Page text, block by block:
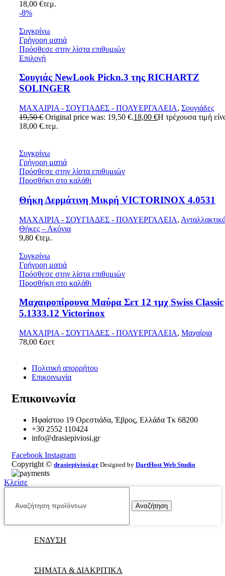
18,00 €τεμ.
-8%
Συγκρίνω
Γρήγορη ματιά
Πρόσθεσε στην λίστα επιθυμιών
Επιλογή
Σουγιάς NewLook Pickn.3 της RICHARTZ
SOLINGER
ΜΑΧΑΙΡΙΑ - ΣΟΥΓΙΑΔΕΣ - ΠΟΛΥΕΡΓΑΛΕΙΑ, Σουγιάδες
19,50€ Original price was: 19,50 €.18,00 €Η τρέχουσα τιμή
18,00 €.τεμ.
Συγκρίνω
Γρήγορη ματιά
Πρόσθεσε στην λίστα επιθυμιών
Προσθήκη στο καλάθι
Θήκη Δερμάτινη Μικρή VICTORINOX 4.0531
ΜΑΧΑΙΡΙΑ - ΣΟΥΓΙΑΔΕΣ - ΠΟΛΥΕΡΓΑΛΕΙΑ,
Θήκες – Ακόνια
9,80 €τεμ.
Συγκρίνω
Γρήγορη ματιά
Πρόσθεσε στην λίστα επιθυμιών
Προσθήκη στο καλάθι
Μαχαιροπίρουνα Μαύρα Σετ 12 τμχ Swiss Classic
5.1333.12 Victorinox
ΜΑΧΑΙΡΙΑ - ΣΟΥΓΙΑΔΕΣ - ΠΟΛΥΕΡΓΑΛΕΙΑ, Μαχαίρια
78,00 €σετ
Πολιτική απορρήτου
Επικοινωνία
Επικοινωνία
Ηφαίστου 19 Ορεστιάδα, Έβρος, Ελλάδα Τκ 68200
+30 2552 110424
info@drasiepiviosi.gr
Facebook Instagram
Copyright © drasiepiviosi.gr Designed by DartHost Web Studio
Κλείσε
Αναζήτηση
ΕΝΔΥΣΗ
ΣΗΜΑΤΑ & ΔΙΑΚΡΙΤΙΚΑ